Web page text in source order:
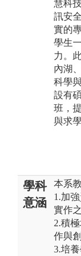
慧科
訊安
實的
學生
力。
內湖
科學
設有
班，
與求
學科
意涵
本系
1.加
實作
2.積
作與
3.培